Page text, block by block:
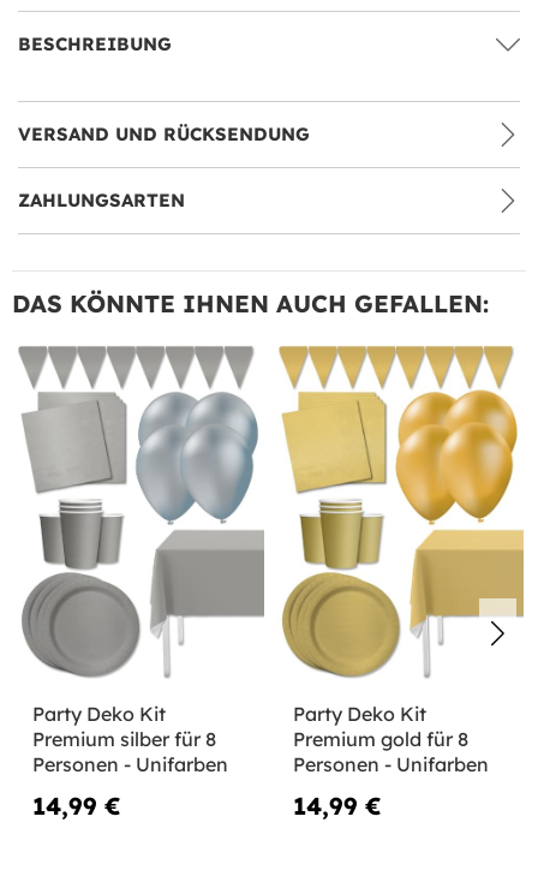
BESCHREIBUNG
VERSAND UND RÜCKSENDUNG
ZAHLUNGSARTEN
DAS KÖNNTE IHNEN AUCH GEFALLEN:
Party Deko Kit
Premium silber für 8
Personen - Unifarben
14,99 €
Party Deko Kit
Premium gold für 8
Personen - Unifarben
14,99 €